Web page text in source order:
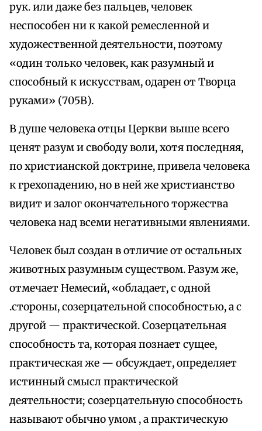
рук. или даже без пальцев, человек
неспособен ни к какой ремесленной и
художественной деятельности, поэтому
«один только человек, как разумный и
способный к искусствам, одарен от Творца
руками» (705В).
В душе человека отцы Церкви выше всего
ценят разум и свободу воли, хотя последняя,
по христианской доктрине, привела человека
к грехопадению, но в ней же христианство
видит и залог окончательного торжества
человека над всеми негативными явлениями.
Человек был создан в отличие от остальных
животных разумным существом. Разум же,
отмечает Немесий, «обладает, с одной
.стороны, созерцательной способностью, а с
другой — практической. Созерцательная
способность та, которая познает сущее,
практическая же — обсуждает, определяет
истинный смысл практической
деятельности; созерцательную способность
называют обычно умом , а практическую